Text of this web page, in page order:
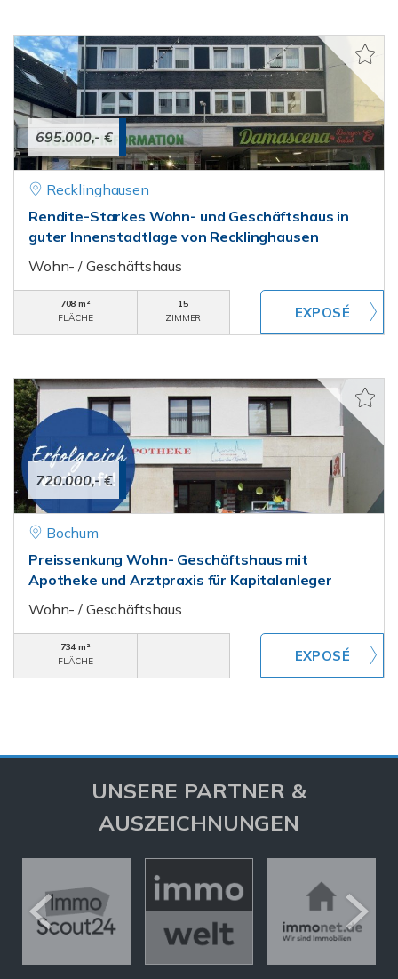
695.000,- €
Recklinghausen
Rendite-Starkes Wohn- und Geschäftshaus in
guter Innenstadtlage von Recklinghausen
Wohn- / Geschäftshaus
708 m²
FLÄCHE
15
ZIMMER
720.000,- €
Bochum
Preissenkung Wohn- Geschäftshaus mit
Apotheke und Arztpraxis für Kapitalanleger
Wohn- / Geschäftshaus
734 m²
FLÄCHE
UNSERE PARTNER &
AUSZEICHNUNGEN